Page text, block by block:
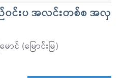
ဝင်းပ အလင်းတစ်စ အလှ
င် (မြောင်းမြ)